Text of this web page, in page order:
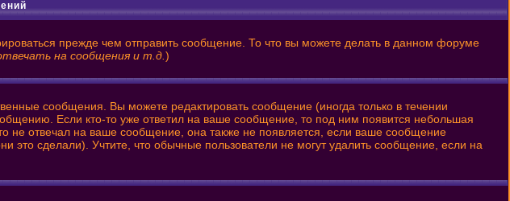
прежде чем отправить сообщение. То что вы можете делать в данном форуме
на сообщения и т.д. )
сообщения. Вы можете редактировать сообщение (иногда только в течении
Если кто-то уже ответил на ваше сообщение, то под ним появится небольшая
не отвечал на ваше сообщение, она также не появляется, если ваше сообщение
это сделали). Учтите, что обычные пользователи не могут удалить сообщение, если на